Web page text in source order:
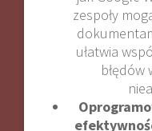
zespoły
ułatwia
błędów